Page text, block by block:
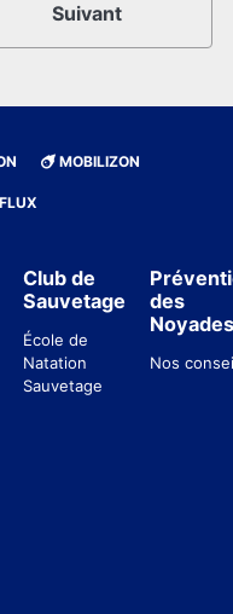
Suivant
MOBILIZON
FLUX
Club de
Sauvetage
École de
Natation
Sauvetage
des
Noyades
Nos